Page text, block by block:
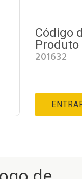
Código
Produto
201632